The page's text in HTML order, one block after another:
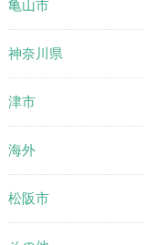
亀山市
神奈川県
津市
海外
松阪市